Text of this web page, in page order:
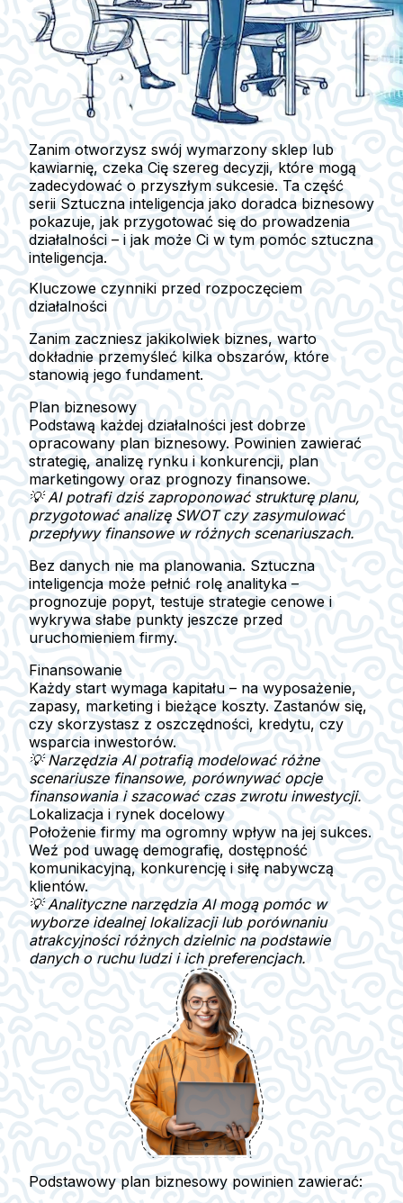
Zanim otworzysz swój wymarzony sklep lub
kawiarnię, czeka Cię szereg decyzji, które mogą
zadecydować o przyszłym sukcesie. Ta część
serii Sztuczna inteligencja jako doradca biznesowy
pokazuje, jak przygotować się do prowadzenia
działalności – i jak może Ci w tym pomóc sztuczna
inteligencja.
Kluczowe czynniki przed rozpoczęciem
działalności
Zanim zaczniesz jakikolwiek biznes, warto
dokładnie przemyśleć kilka obszarów, które
stanowią jego fundament.
Plan biznesowy
Podstawą każdej działalności jest dobrze
opracowany plan biznesowy. Powinien zawierać
strategię, analizę rynku i konkurencji, plan
marketingowy oraz prognozy finansowe.
💡 AI potrafi dziś zaproponować strukturę planu,
przygotować analizę SWOT czy zasymulować
przepływy finansowe w różnych scenariuszach.
Bez danych nie ma planowania. Sztuczna
inteligencja może pełnić rolę analityka –
prognozuje popyt, testuje strategie cenowe i
wykrywa słabe punkty jeszcze przed
uruchomieniem firmy.
Finansowanie
Każdy start wymaga kapitału – na wyposażenie,
zapasy, marketing i bieżące koszty. Zastanów się,
czy skorzystasz z oszczędności, kredytu, czy
wsparcia inwestorów.
💡 Narzędzia AI potrafią modelować różne
scenariusze finansowe, porównywać opcje
finansowania i szacować czas zwrotu inwestycji.
Lokalizacja i rynek docelowy
Położenie firmy ma ogromny wpływ na jej sukces.
Weź pod uwagę demografię, dostępność
komunikacyjną, konkurencję i siłę nabywczą
klientów.
💡 Analityczne narzędzia AI mogą pomóc w
wyborze idealnej lokalizacji lub porównaniu
atrakcyjności różnych dzielnic na podstawie
danych o ruchu ludzi i ich preferencjach.
Podstawowy plan biznesowy powinien zawierać: